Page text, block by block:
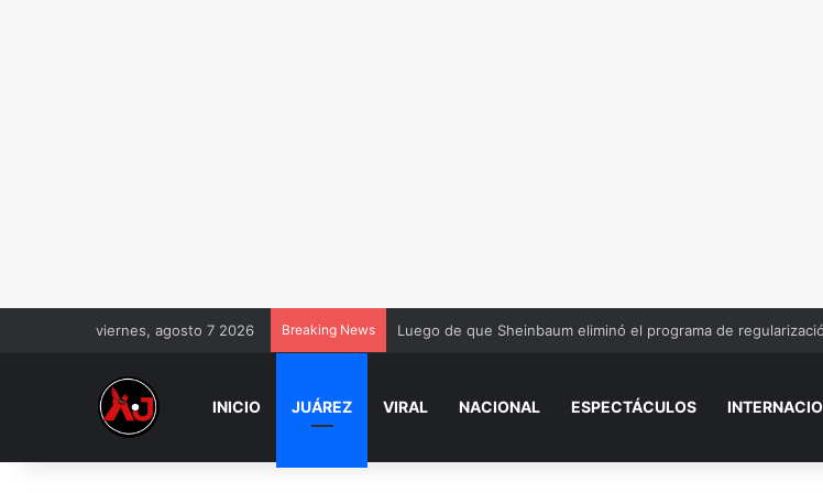
viernes, agosto 7 2026 Breaking News Luego de que Sheinbaum eliminó el programa de
INICIO JUÁREZ VIRAL NACIONAL ESPECTÁCULOS